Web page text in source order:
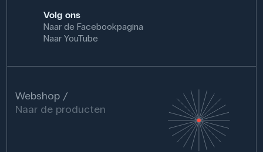
Volg ons
Naar de Facebookpagina
Naar YouTube
Webshop
Naar de producten